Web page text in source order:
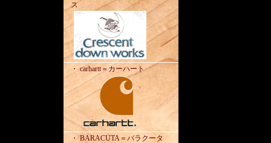
ス
・ carhartt＝カーハート
・ BARACUTA＝バラクータ